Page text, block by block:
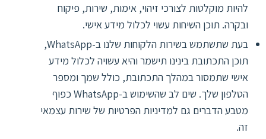
להיות מוקלטות לצורכי זיהוי, אימות, שירות, פיקוח
ובקרה. תוכן השיחות עשוי לכלול מידע אישי.
בעת שתשתמש בשירות הלקוחות שלנו ב-WhatsApp,
תוכן התכתובת בינינו תישמר והיא עשויה לכלול מידע
אישי שתמסור במהלך התכתובת, כולל שמך ומספר
הטלפון שלך. שים לב שהשימוש ב-WhatsApp כפוף
מטבע הדברים גם למדיניות הפרטיות של שירות עצמאי
זה.